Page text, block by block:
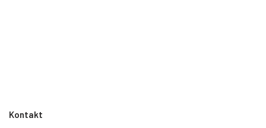
Kontakt